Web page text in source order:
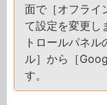
面で［オフライ
て設定を変更し
トロールパネ
ル］から［
す。